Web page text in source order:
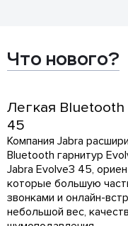
Что нового?
Легкая Bluetooth
45
Компания Jabra
Bluetooth гарнитур
Jabra Evolve3 45,
которые большую
звонками и онлайн-
небольшой вес,